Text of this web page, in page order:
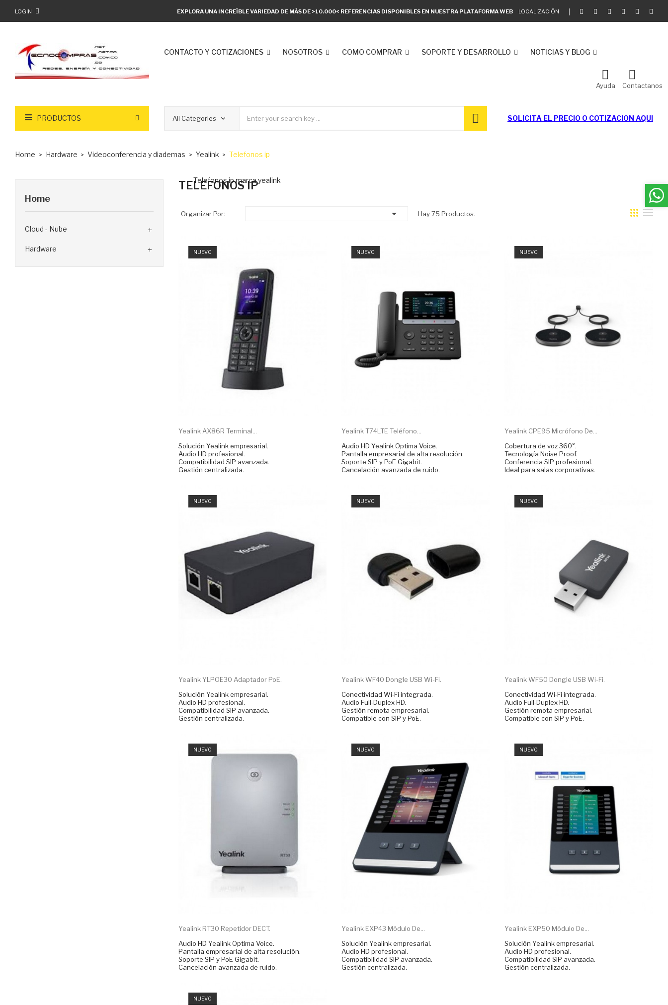
EXPLORA UNA INCREÍBLE VARIEDAD DE MÁS DE >10.000< REFERENCIAS DISPONIBLES EN NUESTRA PLATAFORMA WEB LOCALIZACIÓN
LOGIN
CONTACTO Y COTIZACIONES NOSOTROS COMO COMPRAR SOPORTE Y DESARROLLO NOTICIAS Y BLOG
Ayuda Contactanos
PRODUCTOS SOLICITA EL PRECIO O COTIZACION AQUI
Home Hardware Videoconferencia y diademas Yealink Telefonos ip
Home
Cloud - Nube 
Hardware 
Telefonos ip marca yealink
TELEFONOS IP
Organizar Por:  Hay 75 Productos.
NUEVO
Yealink AX86R Terminal...
Solución Yealink empresarial.
Audio HD profesional.
Compatibilidad SIP avanzada.
Gestión centralizada.
NUEVO
Yealink T74LTE Teléfono...
Audio HD Yealink Optima Voice.
Pantalla empresarial de alta resolución.
Soporte SIP y PoE Gigabit.
Cancelación avanzada de ruido.
NUEVO
Yealink CPE95 Micrófono De...
Cobertura de voz 360°.
Tecnología Noise Proof.
Conferencia SIP profesional.
Ideal para salas corporativas.
NUEVO
Yealink YLPOE30 Adaptador PoE.
Solución Yealink empresarial.
Audio HD profesional.
Compatibilidad SIP avanzada.
Gestión centralizada.
NUEVO
Yealink WF40 Dongle USB Wi-Fi.
Conectividad Wi‑Fi integrada.
Audio Full‑Duplex HD.
Gestión remota empresarial.
Compatible con SIP y PoE.
NUEVO
Yealink WF50 Dongle USB Wi-Fi.
Conectividad Wi‑Fi integrada.
Audio Full‑Duplex HD.
Gestión remota empresarial.
Compatible con SIP y PoE.
NUEVO
Yealink RT30 Repetidor DECT.
Audio HD Yealink Optima Voice.
Pantalla empresarial de alta resolución.
Soporte SIP y PoE Gigabit.
Cancelación avanzada de ruido.
NUEVO
Yealink EXP43 Módulo De...
Solución Yealink empresarial.
Audio HD profesional.
Compatibilidad SIP avanzada.
Gestión centralizada.
NUEVO
Yealink EXP50 Módulo De...
Solución Yealink empresarial.
Audio HD profesional.
Compatibilidad SIP avanzada.
Gestión centralizada.
NUEVO